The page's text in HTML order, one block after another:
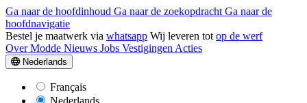
Ga naar de hoofdinhoud Ga naar de zoekopdracht Ga naar de
hoofdnavigatie
Bestel je maatwerk via whatsapp Wij leveren tot op de werf
Over Modde Nieuws Jobs Vestigingen Acties
Nederlands
Français
Nederlands